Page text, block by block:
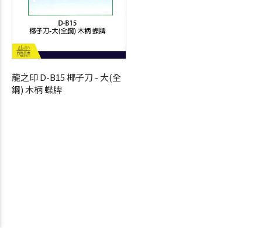
龍之印 D-B15 椰子刀 - 大(全
鋼) 木柄 蝶牌